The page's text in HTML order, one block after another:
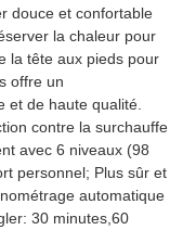
douce et confortable
la chaleur pour
la tête aux pieds pour
offre un
et de haute qualité.
contre la surchauffe
avec 6 niveaux (98
personnel; Plus sûr et
automatique
30 minutes,60